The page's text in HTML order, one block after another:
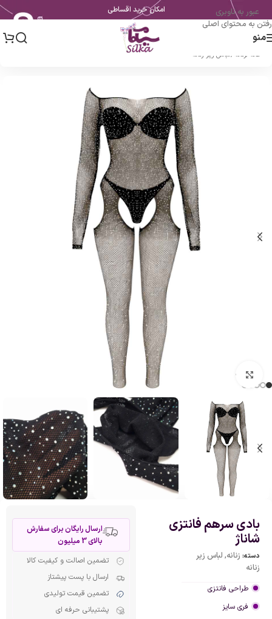
عبور به ناوبری
رفتن به محتوای اصلی
امکان خرید اقساطی
منو
خانه /زنانه /لباس زیر زنانه
بزرگنمایی تصویر
بادی سرهم فانتزی
شاناژ
دسته: زنانه, لباس زیر
زنانه
طراحی فانتزی
فری سایز
ارسال رایگان برای سفارش
بالای 3 میلیون
تضمین اصالت و کیفیت کالا
ارسال با پست پیشتاز
تضمین قیمت تولیدی
پشتیبانی حرفه ای